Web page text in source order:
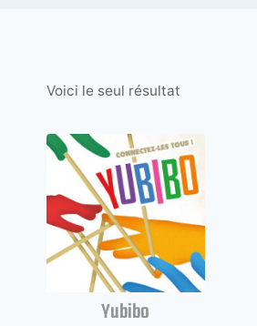
Voici le seul résultat
Yubibo